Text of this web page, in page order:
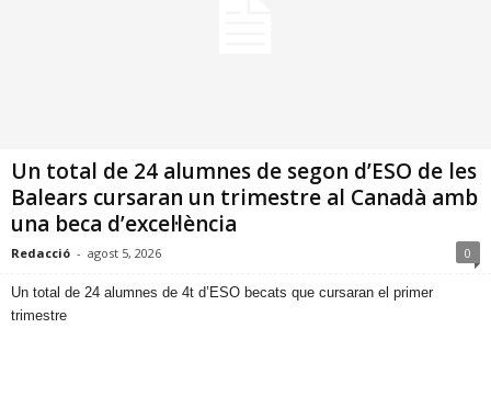
Un total de 24 alumnes de segon d’ESO de les
Balears cursaran un trimestre al Canadà amb
una beca d’excel·lència
Redacció - agost 5, 2026 0
​Un total de 24 alumnes de 4t d’ESO becats que cursaran el primer
trimestre